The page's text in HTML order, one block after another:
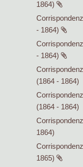
1864)
- 1864)
- 1864)
(1864 - 1864)
(1864 - 1864)
1864)
1865)